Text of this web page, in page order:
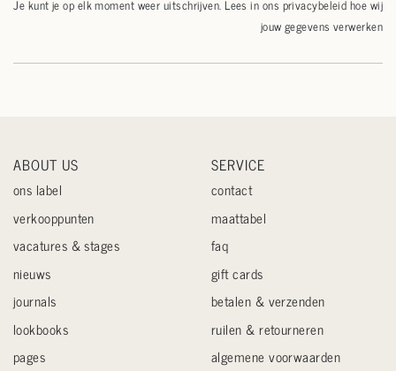
Je kunt je op elk moment weer uitschrijven. Lees in ons privacybeleidhoe wij
jouw gegevens verwerken
ABOUT US
ons label
verkooppunten
vacatures & stages
nieuws
journals
lookbooks
pages
SERVICE
contact
maattabel
faq
gift cards
betalen & verzenden
ruilen & retourneren
algemene voorwaarden